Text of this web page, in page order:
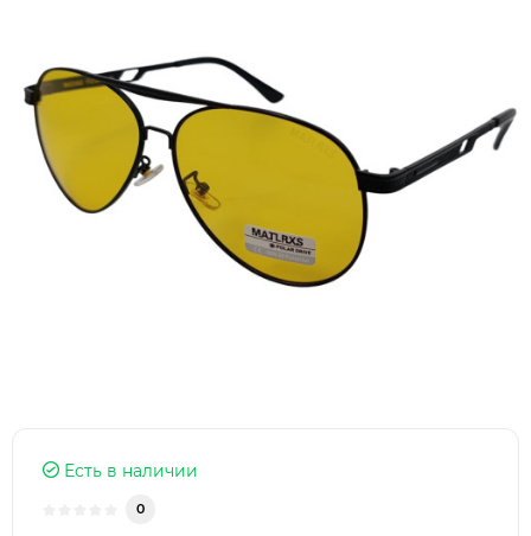
Есть в наличии
0